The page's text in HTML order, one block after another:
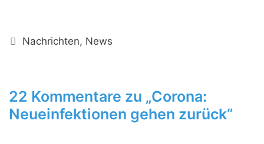
Kategorien
Nachrichten, News
22 Kommentare zu „Corona:
Neueinfektionen gehen zurück“